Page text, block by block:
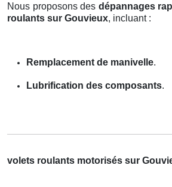
Nous proposons des dépannages
roulants sur Gouvieux, incluant :
Remplacement de manivelle.
Lubrification des composants.
volets roulants motorisés sur